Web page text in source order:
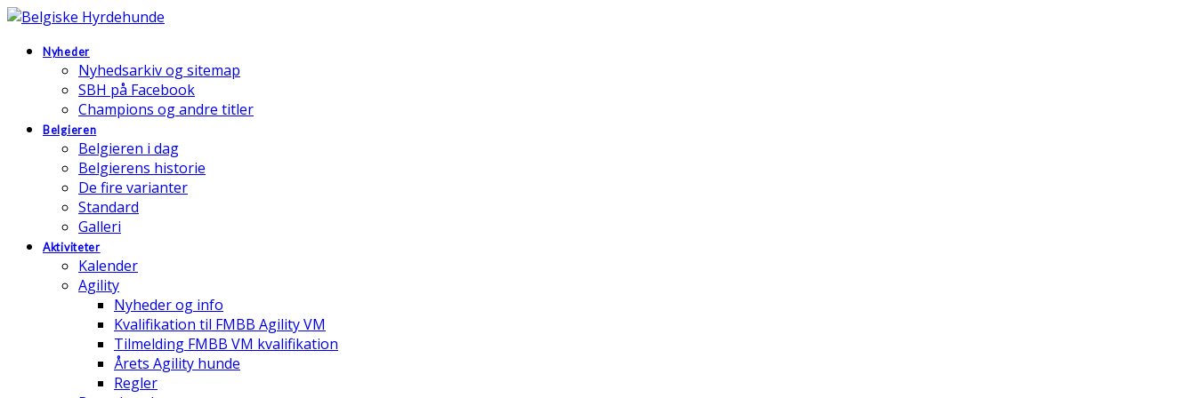
Nyheder
Nyhedsarkiv og sitemap
SBH på Facebook
Champions og andre titler
Belgieren
Belgieren i dag
Belgierens historie
De fire varianter
Standard
Galleri
Aktiviteter
Kalender
Agility
Nyheder og info
Kvalifikation til FMBB Agility VM
Tilmelding FMBB VM kvalifikation
Årets Agility hunde
Regler